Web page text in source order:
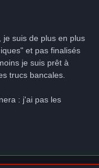
suis de plus en plus
et pas finalisés
je suis prêt à
trucs bancales.
: j'ai pas les